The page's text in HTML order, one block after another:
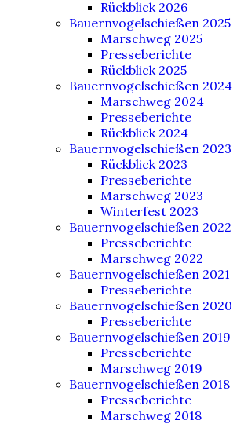
Rückblick 2026
Bauernvogelschießen 2025
Marschweg 2025
Presseberichte
Rückblick 2025
Bauernvogelschießen 2024
Marschweg 2024
Presseberichte
Rückblick 2024
Bauernvogelschießen 2023
Rückblick 2023
Presseberichte
Marschweg 2023
Winterfest 2023
Bauernvogelschießen 2022
Presseberichte
Marschweg 2022
Bauernvogelschießen 2021
Presseberichte
Bauernvogelschießen 2020
Presseberichte
Bauernvogelschießen 2019
Presseberichte
Marschweg 2019
Bauernvogelschießen 2018
Presseberichte
Marschweg 2018